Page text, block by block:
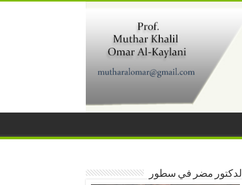
الدكتور مضر في سطور